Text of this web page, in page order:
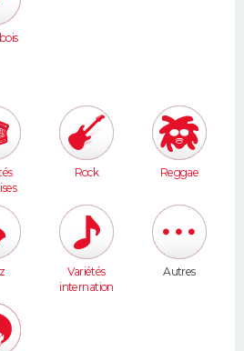
Rock Reggae
Variétés
internation
Autres